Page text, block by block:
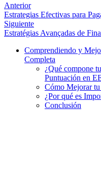
Anterior
Estrategias Efectivas para
Siguiente
Estratégias Avançadas de
Comprendiendo y
Completa
¿Qué compone
Puntuación en
Cómo Mejorar
¿Por qué es
Conclusión